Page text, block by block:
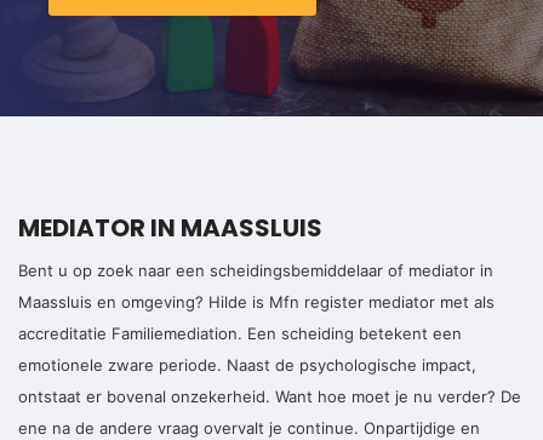
MEDIATOR IN MAASSLUIS
Bent u op zoek naar een scheidingsbemiddelaar of mediator in
Maassluis en omgeving? Hilde is Mfn register mediator met als
accreditatie Familiemediation. Een scheiding betekent een
emotionele zware periode. Naast de psychologische impact,
ontstaat er bovenal onzekerheid. Want hoe moet je nu verder? De
ene na de andere vraag overvalt je continue. Onpartijdige en